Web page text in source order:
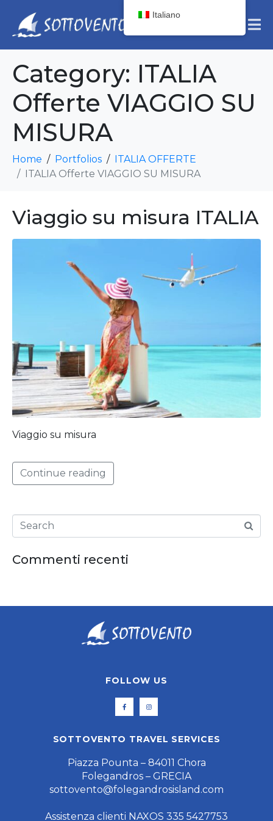
Category: ITALIA
Offerte VIAGGIO SU
MISURA
Home Portfolios
ITALIA OFFERTE
ITALIA Offerte VIAGGIO SU MISURA
Viaggio su misura ITALIA
Viaggio su misura
Continue reading
Commenti recenti
FOLLOW US
SOTTOVENTO TRAVEL SERVICES
Piazza Pounta – 84011 Chora
Folegandros – GRECIA
sottovento@folegandrosisland.com
Assistenza clienti NAXOS 335 5427753
Italiano